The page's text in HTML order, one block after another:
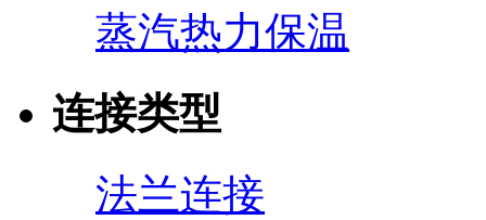
蒸汽热力保温
连接类型
法兰连接